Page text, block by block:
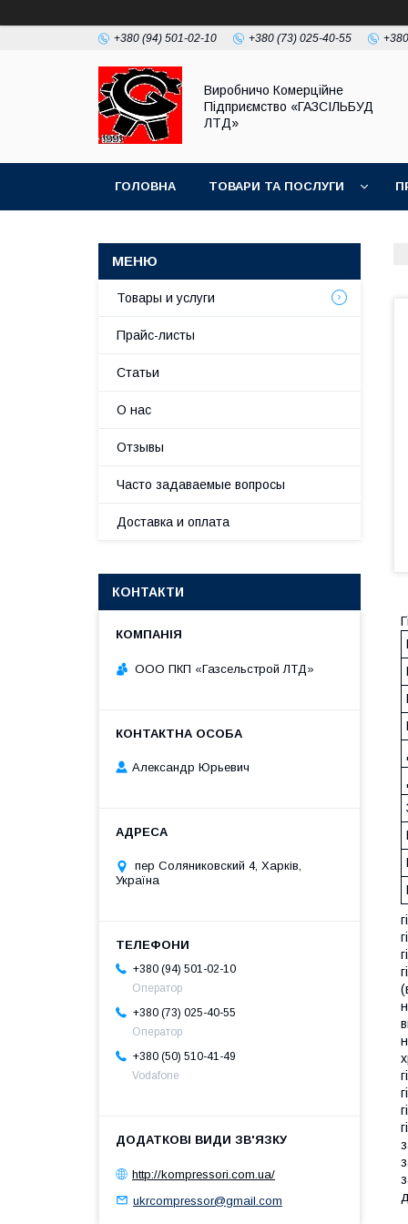
+380 (94) 501-02-10 +380 (73) 025-40-55
Виробничо Комерційне
Підприємство «ГАЗСIЛЬБУД
ЛТД»
ГОЛОВНА ТОВАРИ ТА ПОСЛУГИ
Товары и услуги
Прайс-листы
Статьи
О нас
Отзывы
Часто задаваемые вопросы
Доставка и оплата
КОНТАКТИ
ООО ПКП «Газсельстрой ЛТД»
Александр Юрьевич
пер Соляниковский 4, Харків,
Україна
+380 (94) 501-02-10
Оператор
+380 (73) 025-40-55
Оператор
+380 (50) 510-41-49
Vodafone
http://kompressori.com.ua/
ukrcompressor@gmail.com